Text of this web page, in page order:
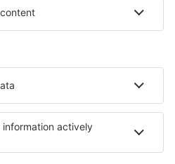
Airport (CNN)